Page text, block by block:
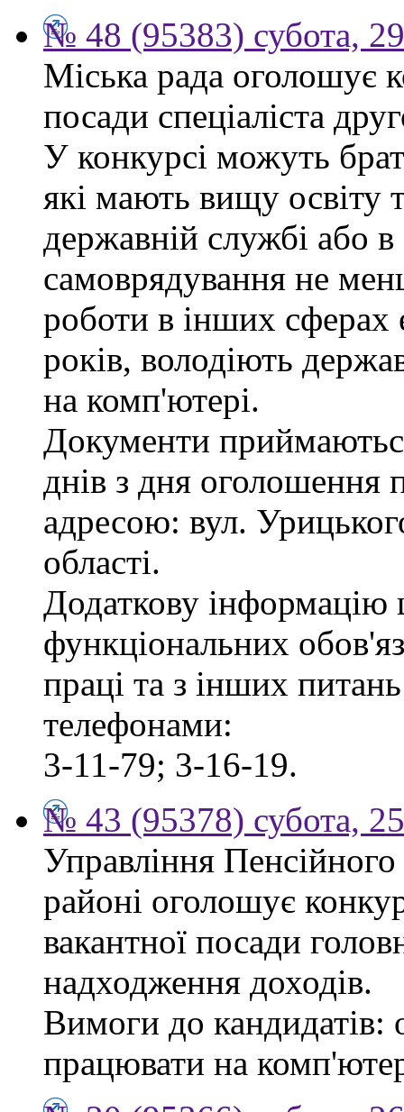
№ 48 (95383) субота,
Міська рада оголошує
посади спеціаліста
У конкурсі можуть
які мають вищу освіту
державній службі або
самоврядування не
роботи в інших
років, володіють
на комп'ютері.
Документи
днів з дня оголошення
адресою: вул.
області.
Додаткову
функціональних
праці та з інших
телефонами:
3-11-79; 3-16-19.
№ 43 (95378) субота,
Управління
районі оголошує
вакантної посади
надходження доходів.
Вимоги до кандидатів:
працювати на